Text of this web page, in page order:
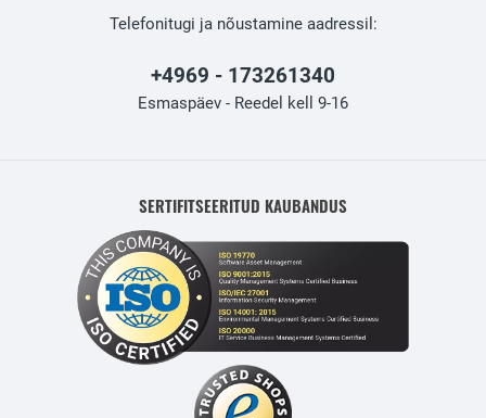
Telefonitugi ja nõustamine aadressil:
+4969 - 173261340
Esmaspäev - Reedel kell 9-16
SERTIFITSEERITUD KAUBANDUS